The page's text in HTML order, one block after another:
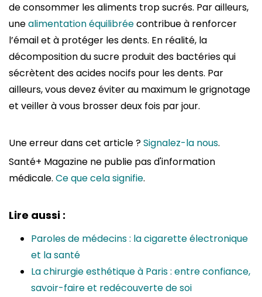
de consommer les aliments trop sucrés. Par ailleurs,
unealimentation équilibréecontribue à renforcer
l’émail et à protéger les dents. En réalité, la
décomposition du sucre produit des bactéries qui
sécrètent des acides nocifs pour les dents. Par
ailleurs, vous devez éviter au maximum le grignotage
et veiller à vous brosser deux fois par jour.
Une erreur dans cet article ?Signalez-la nous.
Santé+ Magazine ne publie pas d'information
médicale. Ce que cela signifie.
Lire aussi :
Paroles de médecins : la cigarette électronique
et la santé
La chirurgie esthétique à Paris : entre confiance,
savoir-faire et redécouverte de soi